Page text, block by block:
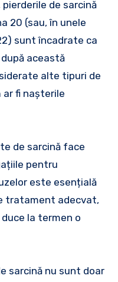
de sarcină
20 (sau, în unele
sunt încadrate ca
această
alte tipuri de
fi nașterile
de sarcină face
pentru
este esențială
tratament adecvat,
la termen o
sarcină nu sunt doar